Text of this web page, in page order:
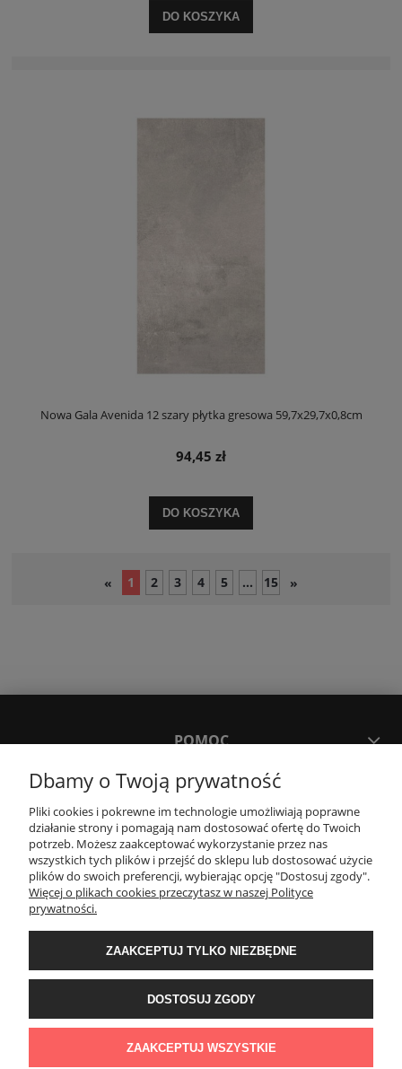
DO KOSZYKA
Nowa Gala Avenida 12 szary płytka gresowa 59,7x29,7x0,8cm
94,45 zł
DO KOSZYKA
« 1 2 3 4 5 ... 15 »
POMOC
MOJE KONTO
PŁATNOŚCI I DOSTAWA
KONTAKT
Wyposażenie łazienek Łazienki.eco | Pawła 23, 41-708 Ruda Śląska | E-mail:
sklep@lazienki.eco | Tel.: 600 012 164 lub 600 012 159 | TGS Przemysław
Stoń | NIP: 6312213594 | REGON: 276403698
Dbamy o Twoją prywatność
Pliki cookies i pokrewne im technologie umożliwiają poprawne
działanie strony i pomagają nam dostosować ofertę do Twoich
potrzeb. Możesz zaakceptować wykorzystanie przez nas
wszystkich tych plików i przejść do sklepu lub dostosować użycie
plików do swoich preferencji, wybierając opcję "Dostosuj zgody".
Więcej o plikach cookies przeczytasz w naszej Polityce
prywatności.
ZAAKCEPTUJ TYLKO NIEZBĘDNE
DOSTOSUJ ZGODY
ZAAKCEPTUJ WSZYSTKIE